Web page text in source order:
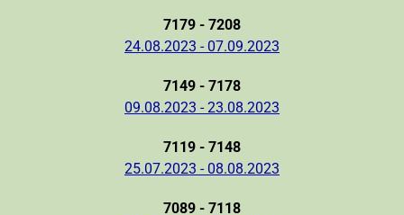
7179 - 7208
24.08.2023 - 07.09.2023
7149 - 7178
09.08.2023 - 23.08.2023
7119 - 7148
25.07.2023 - 08.08.2023
7089 - 7118